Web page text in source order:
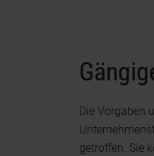
Die Vorgaben
getroffen. Sie